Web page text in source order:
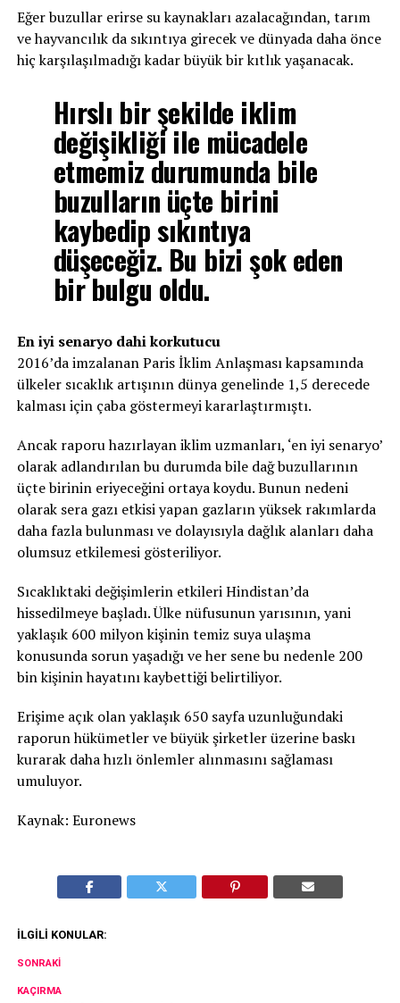
Eğer buzullar erirse su kaynakları azalacağından, tarım
ve hayvancılık da sıkıntıya girecek ve dünyada daha önce
hiç karşılaşılmadığı kadar büyük bir kıtlık yaşanacak.
Hırslı bir şekilde iklim
değişikliği ile mücadele
etmemiz durumunda bile
buzulların üçte birini
kaybedip sıkıntıya
düşeceğiz. Bu bizi şok eden
bir bulgu oldu.
En iyi senaryo dahi korkutucu
2016’da imzalanan Paris İklim Anlaşması kapsamında
ülkeler sıcaklık artışının dünya genelinde 1,5 derecede
kalması için çaba göstermeyi kararlaştırmıştı.
Ancak raporu hazırlayan iklim uzmanları, ‘en iyi senaryo’
olarak adlandırılan bu durumda bile dağ buzullarının
üçte birinin eriyeceğini ortaya koydu. Bunun nedeni
olarak sera gazı etkisi yapan gazların yüksek rakımlarda
daha fazla bulunması ve dolayısıyla dağlık alanları daha
olumsuz etkilemesi gösteriliyor.
Sıcaklıktaki değişimlerin etkileri Hindistan’da
hissedilmeye başladı. Ülke nüfusunun yarısının, yani
yaklaşık 600 milyon kişinin temiz suya ulaşma
konusunda sorun yaşadığı ve her sene bu nedenle 200
bin kişinin hayatını kaybettiği belirtiliyor.
Erişime açık olan yaklaşık 650 sayfa uzunluğundaki
raporun hükümetler ve büyük şirketler üzerine baskı
kurarak daha hızlı önlemler alınmasını sağlaması
umuluyor.
Kaynak: Euronews
İLGILI KONULAR:
SONRAKI
KAÇIRMA